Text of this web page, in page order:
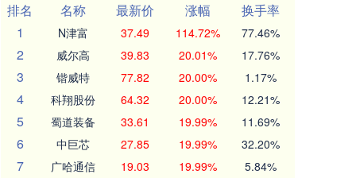
排名
名称 最新价 涨幅
换手率
1
N津富 37.49 114.72% 77.46%
2 威尔高 39.83 20.01% 17.76%
3 锴威特 77.82 20.00% 1.17%
4 科翔股份 64.32 20.00% 12.21%
5 蜀道装备 33.61 19.99% 11.69%
6 中巨芯 27.85 19.99% 32.20%
7 广哈通信 19.03 19.99% 5.84%